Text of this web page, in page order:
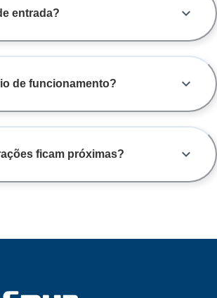
entrada?
de funcionamento?
ficam próximas?